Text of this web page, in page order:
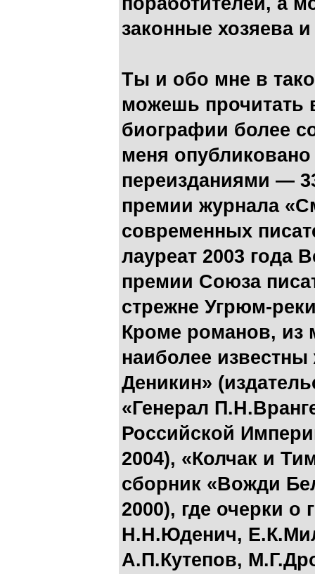
законные хозяева
Ты и обо мне в
можешь прочитать
биографии более
меня опубликовано
переизданиями —
премии журнала
современных
лауреат 2003 года
премии Союза
стрежне Угрюм-
Кроме романов, из
наиболее
Деникин»
«Генерал
Российской
2004), «Колчак и
сборник «Вожди
2000), где очерки
Н.Н.Юденич,
А.П.Кутепов,